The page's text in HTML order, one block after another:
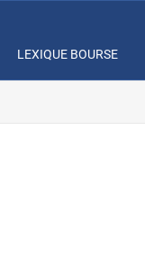
LEXIQUE BOURSE